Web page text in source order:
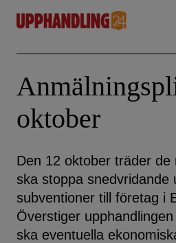
content
oktober
Den 12 oktober träder de
ska stoppa snedvridande
subventioner till företag i
Överstiger
ska eventuella